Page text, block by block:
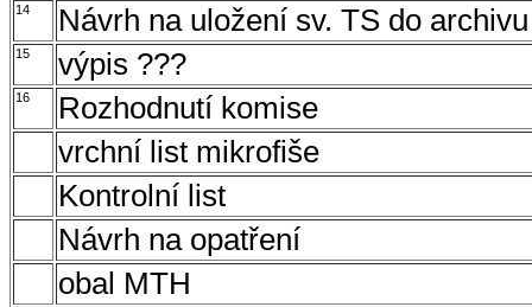
14 Návrh na uložení sv. TS do archivu
15 výpis ???
16
Rozhodnutí komise
vrchní list mikrofiše
Kontrolní list
Návrh na opatření
obal MTH